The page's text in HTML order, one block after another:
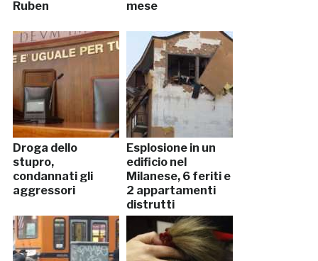
Ruben mese
Droga dello
stupro,
condannati gli
aggressori
Esplosione in un
edificio nel
Milanese, 6 feriti e
2 appartamenti
distrutti